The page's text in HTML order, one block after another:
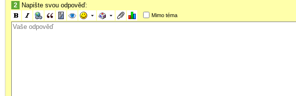
2 Napište svou odpověď:
Mimo téma